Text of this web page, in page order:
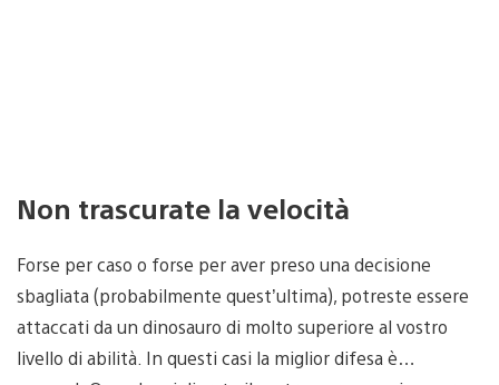
Non trascurate la velocità
Forse per caso o forse per aver preso una decisione
sbagliata (probabilmente quest’ultima), potreste essere
attaccati da un dinosauro di molto superiore al vostro
livello di abilità. In questi casi la miglior difesa è…